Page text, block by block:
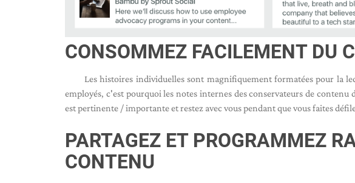
CONSOMMEZ FACILEMENT DU
Les histoires individuelles sont magnifiquement formatées pour la
employés, c'est pourquoi les notes internes des conservateurs de
est pertinente / importante et restez avec vous pendant que vous faites
PARTAGEZ ET PROGRAMMEZ
CONTENU